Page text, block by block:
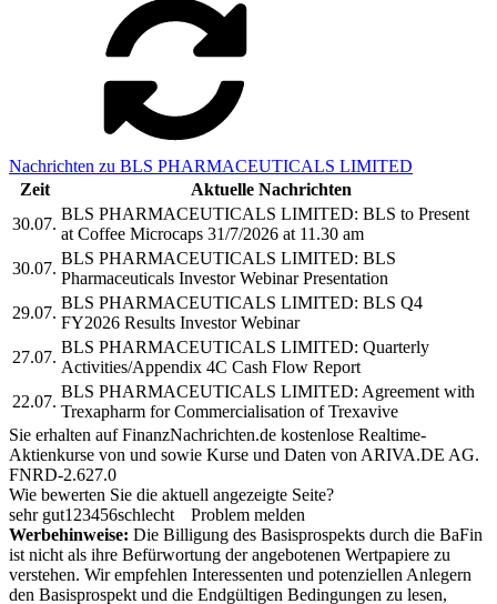
Nachrichten zu BLS PHARMACEUTICALS LIMITED
Zeit
Aktuelle Nachrichten
30.07.
BLS PHARMACEUTICALS LIMITED: BLS to Present
at Coffee Microcaps 31/7/2026 at 11.30 am
30.07.
BLS PHARMACEUTICALS LIMITED: BLS
Pharmaceuticals Investor Webinar Presentation
29.07.
BLS PHARMACEUTICALS LIMITED: BLS Q4
FY2026 Results Investor Webinar
27.07.
BLS PHARMACEUTICALS LIMITED: Quarterly
Activities/Appendix 4C Cash Flow Report
22.07.
BLS PHARMACEUTICALS LIMITED: Agreement with
Trexapharm for Commercialisation of Trexavive
Sie erhalten auf FinanzNachrichten.de kostenlose Realtime-
Aktienkurse von und sowie Kurse und Daten von ARIVA.DE AG.
FNRD-2.627.0
Wie bewerten Sie die aktuell angezeigte Seite?
sehr gut1 23456schlecht
Problem melden
Werbehinweise: Die Billigung des Basisprospekts durch die BaFin
ist nicht als ihre Befürwortung der angebotenen Wertpapiere zu
verstehen. Wir empfehlen Interessenten und potenziellen Anlegern
den Basisprospekt und die Endgültigen Bedingungen zu lesen,